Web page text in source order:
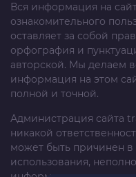
Вся информация на
ознакомительного
оставляет за собой
орфография и
авторской. Мы делаем
информация на этом
полной и точной.
Администрация сайта
никакой
может быть причинен
использования,